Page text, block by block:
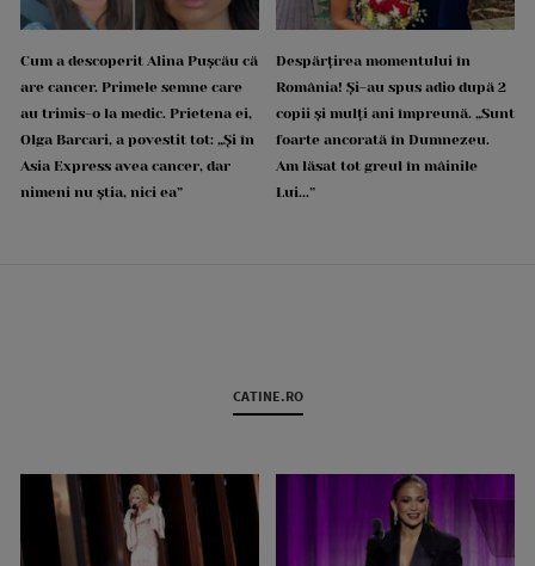
Cum a descoperit Alina Pușcău că
are cancer. Primele semne care
au trimis-o la medic. Prietena ei,
Olga Barcari, a povestit tot: „Și în
Asia Express avea cancer, dar
nimeni nu știa, nici ea”
Despărțirea momentului în
România! Și-au spus adio după 2
copii și mulți ani împreună. „Sunt
foarte ancorată în Dumnezeu.
Am lăsat tot greul în mâinile
Lui...”
CATINE.RO